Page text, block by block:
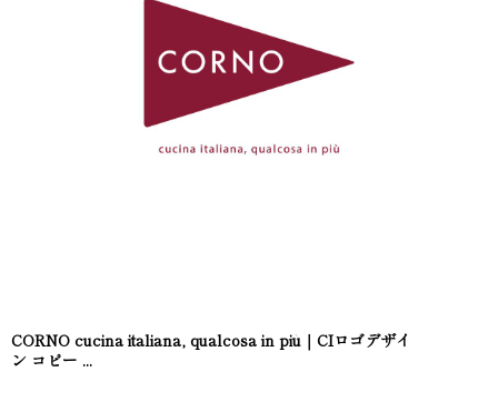
CORNO cucina italiana, qualcosa in più｜CIロゴデザイ
ン コピー ...